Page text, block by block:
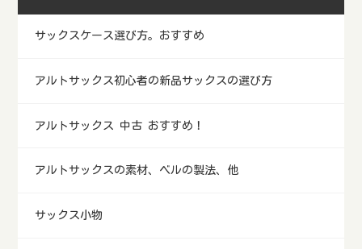
サックスケース選び方。おすすめ
アルトサックス初心者の新品サックスの選び方
アルトサックス 中古 おすすめ！
アルトサックスの素材、ベルの製法、他
サックス小物